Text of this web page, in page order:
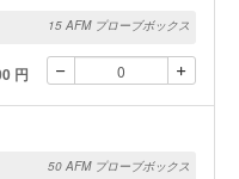
15 AFM プローブボックス
円
50 AFM プローブボックス